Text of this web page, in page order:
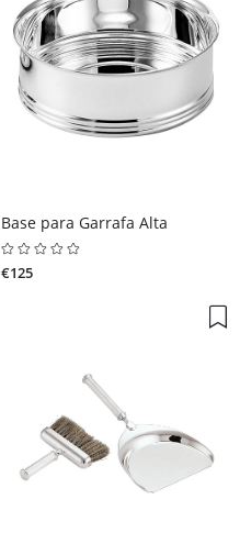
Base para Garrafa Alta
€125